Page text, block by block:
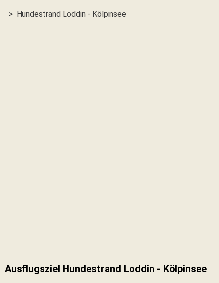
Hundestrand Loddin - Kölpinsee
Ausflugsziel Hundestrand Loddin - Kölpinsee